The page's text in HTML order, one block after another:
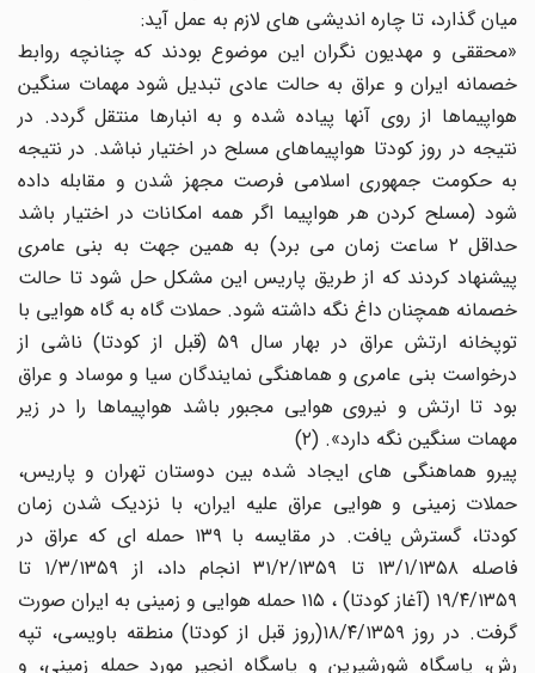
میان گذارد، تا چاره اندیشی های لازم به عمل آید:
«محققی و مهدیون نگران این موضوع بودند که چنانچه روابط
خصمانه ایران و عراق به حالت عادی تبدیل شود مهمات سنگین
هواپیماها از روی آنها پیاده شده و به انبارها منتقل گردد. در
نتیجه در روز کودتا هواپیماهای مسلح در اختیار نباشد. در نتیجه
به حکومت جمهوری اسلامی فرصت مجهز شدن و مقابله داده
شود (مسلح کردن هر هواپیما اگر همه امکانات در اختیار باشد
حداقل ۲ ساعت زمان می برد) به همین جهت به بنی عامری
پیشنهاد کردند که از طریق پاریس این مشکل حل شود تا حالت
خصمانه همچنان داغ نگه داشته شود. حملات گاه به گاه هوایی با
توپخانه ارتش عراق در بهار سال ۵۹ (قبل از کودتا) ناشی از
درخواست بنی عامری و هماهنگی نمایندگان سیا و موساد و عراق
بود تا ارتش و نیروی هوایی مجبور باشد هواپیماها را در زیر
مهمات سنگین نگه دارد». (۲)
پیرو هماهنگی های ایجاد شده بین دوستان تهران و پاریس،
حملات زمینی و هوایی عراق علیه ایران، با نزدیک شدن زمان
کودتا، گسترش یافت. در مقایسه با ۱۳۹ حمله ای که عراق در
فاصله ۱۳/۱/۱۳۵۸ تا ۳۱/۲/۱۳۵۹ انجام داد، از ۱/۳/۱۳۵۹ تا
۱۹/۴/۱۳۵۹ (آغاز کودتا) ، ۱۱۵ حمله هوایی و زمینی به ایران صورت
گرفت. در روز ۱۸/۴/۱۳۵۹(روز قبل از کودتا) منطقه باویسی، تپه
رش، پاسگاه شورشیرین و پاسگاه انجیر مورد حمله زمینی، و